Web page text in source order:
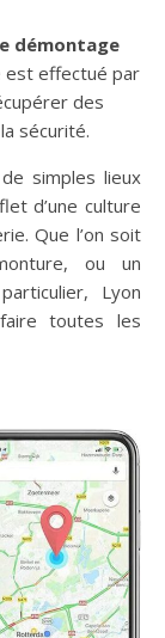
démontage
est effectué par
des
sécurité.
simples lieux
d’une culture
Que l’on soit
ou un
Lyon
toutes les